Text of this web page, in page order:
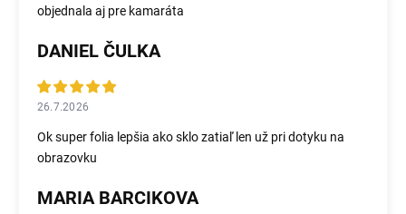
objednala aj pre kamaráta
DANIEL ČULKA
26.7.2026
Ok super folia lepšia ako sklo zatiaľ len už pri dotyku na
obrazovku
MARIA BARCIKOVA